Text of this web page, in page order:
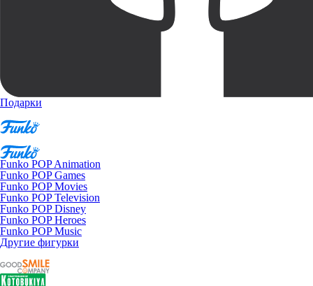
Подарки
Funko POP Animation
Funko POP Games
Funko POP Movies
Funko POP Television
Funko POP Disney
Funko POP Heroes
Funko POP Music
Другие фигурки